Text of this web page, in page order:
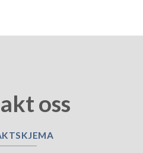
oss